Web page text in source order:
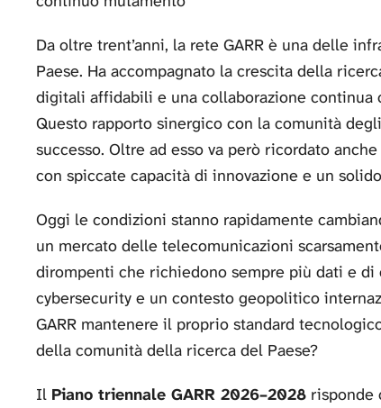
Da oltre trent’anni, la rete GARR è una delle
Paese. Ha accompagnato la crescita della
digitali affidabili e una collaborazione
Questo rapporto sinergico con la comunità
successo. Oltre ad esso va però ricordato
con spiccate capacità di innovazione e un
Oggi le condizioni stanno rapidamente
un mercato delle telecomunicazioni
dirompenti che richiedono sempre più dati e
cybersecurity e un contesto geopolitico
GARR mantenere il proprio standard
della comunità della ricerca del Paese?
Il Piano triennale GARR 2026–2028 risponde